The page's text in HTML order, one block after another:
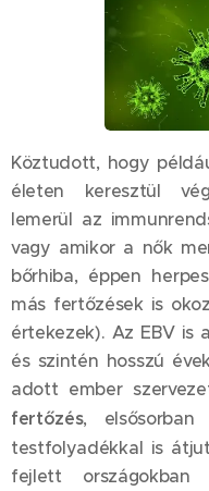
Köztudott, hogy
életen keresztül
lemerül az
vagy amikor a nők
bőrhiba, éppen
más fertőzések is
értekezek). Az EBV is
és szintén hosszú
adott ember
fertőzés,
testfolyadékkal is
fejlett országokban